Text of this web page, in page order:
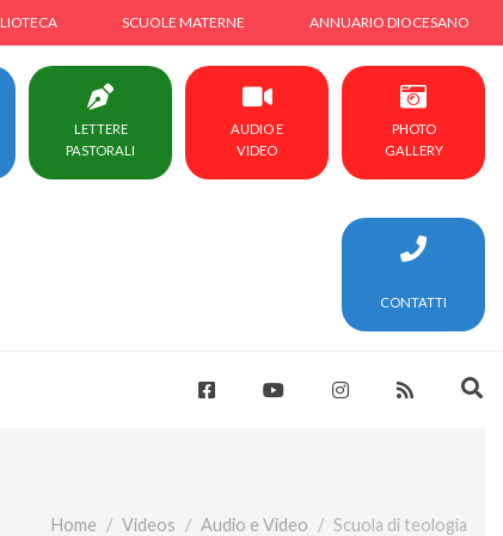
SCUOLE MATERNE ANNUARIO DIOCESANO
LETTERE
PASTORALI
AUDIO E
VIDEO
PHOTO
GALLERY
CONTATTI
Home Videos Audio e Video Scuola di teologia